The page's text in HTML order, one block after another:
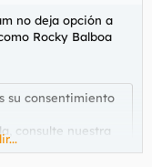
no deja opción a
Rocky Balboa
su consentimiento
consulte nuestra